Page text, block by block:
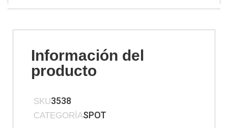
Información del
producto
SKU3538
CATEGORÍASPOT